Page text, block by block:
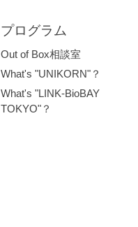
プログラム
Out of Box相談室
What's "UNIKORN"？
What's "LINK-BioBAY
TOKYO"？